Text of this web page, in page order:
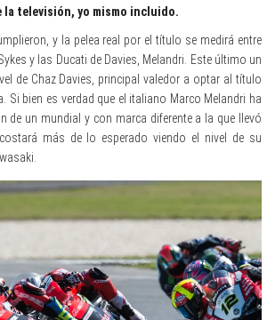
la televisión, yo mismo incluido.
y la pelea real por el título se medirá entre
y las Ducati de Davies, Melandri. Este último un
de Chaz Davies, principal valedor a optar al título
Si bien es verdad que el italiano Marco Melandri ha
de un mundial y con marca diferente a la que llevó
más de lo esperado viendo el nivel de su